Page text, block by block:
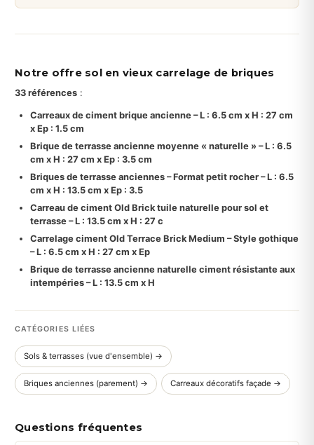
Notre offre sol en vieux carrelage de briques
33 références :
Carreaux de ciment brique ancienne – L : 6.5 cm x H : 27 cm
x Ep : 1.5 cm
Brique de terrasse ancienne moyenne « naturelle » – L : 6.5
cm x H : 27 cm x Ep : 3.5 cm
Briques de terrasse anciennes – Format petit rocher – L : 6.5
cm x H : 13.5 cm x Ep : 3.5
Carreau de ciment Old Brick tuile naturelle pour sol et
terrasse – L : 13.5 cm x H : 27 c
Carrelage ciment Old Terrace Brick Medium – Style gothique
– L : 6.5 cm x H : 27 cm x Ep
Brique de terrasse ancienne naturelle ciment résistante aux
intempéries – L : 13.5 cm x H
CATÉGORIES LIÉES
Sols & terrasses (vue d'ensemble) →
Briques anciennes (parement) → Carreaux décoratifs façade →
Questions fréquentes